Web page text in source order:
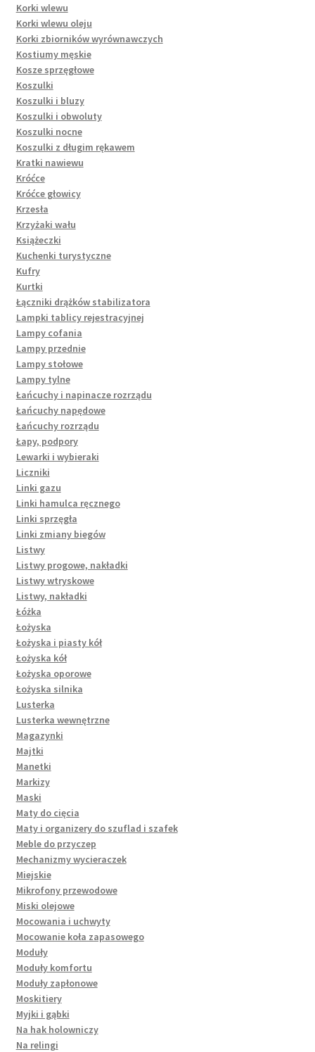
Korki wlewu
Korki wlewu oleju
Korki zbiorników wyrównawczych
Kostiumy męskie
Kosze sprzęgłowe
Koszulki
Koszulki i bluzy
Koszulki i obwoluty
Koszulki nocne
Koszulki z długim rękawem
Kratki nawiewu
Króćce
Króćce głowicy
Krzesła
Krzyżaki wału
Książeczki
Kuchenki turystyczne
Kufry
Kurtki
Łączniki drążków stabilizatora
Lampki tablicy rejestracyjnej
Lampy cofania
Lampy przednie
Lampy stołowe
Lampy tylne
Łańcuchy i napinacze rozrządu
Łańcuchy napędowe
Łańcuchy rozrządu
Łapy, podpory
Lewarki i wybieraki
Liczniki
Linki gazu
Linki hamulca ręcznego
Linki sprzęgła
Linki zmiany biegów
Listwy
Listwy progowe, nakładki
Listwy wtryskowe
Listwy, nakładki
Łóżka
Łożyska
Łożyska i piasty kół
Łożyska kół
Łożyska oporowe
Łożyska silnika
Lusterka
Lusterka wewnętrzne
Magazynki
Majtki
Manetki
Markizy
Maski
Maty do cięcia
Maty i organizery do szuflad i szafek
Meble do przyczep
Mechanizmy wycieraczek
Miejskie
Mikrofony przewodowe
Miski olejowe
Mocowania i uchwyty
Mocowanie koła zapasowego
Moduły
Moduły komfortu
Moduły zapłonowe
Moskitiery
Myjki i gąbki
Na hak holowniczy
Na relingi